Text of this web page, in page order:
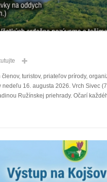
turistov, priateľov prírody,
16. augusta 2026. Vrch Sivec
Ružínskej priehrady. Očarí